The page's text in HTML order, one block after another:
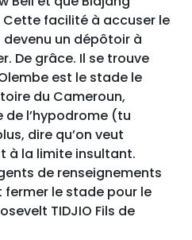
facilité à accuser le
un dépôtoir à
De grâce. Il se trouve
est le stade le
du Cameroun,
l’hypodrome (tu
dire qu’on veut
à la limite insultant.
de renseignements
le stade pour le
TIDJIO Fils de